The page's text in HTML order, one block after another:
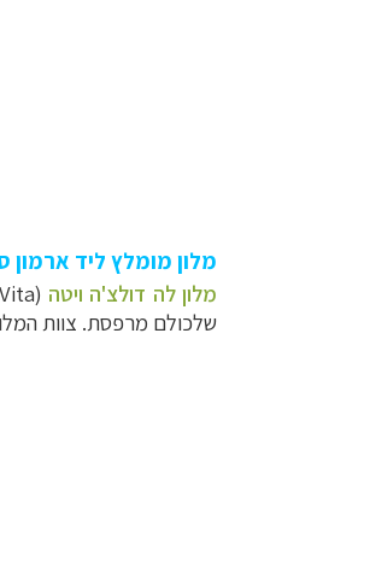
מלון מומלץ ליד ארמון
מלון לה דולצ'ה ויטה
שלכולם מרפסת. צוות המלון